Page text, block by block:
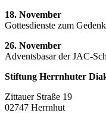
18. November
Gottesdienste zum
26. November
Adventsbasar der JAC-
Stiftung Herrnhuter
Zittauer Straße 19
02747 Herrnhut